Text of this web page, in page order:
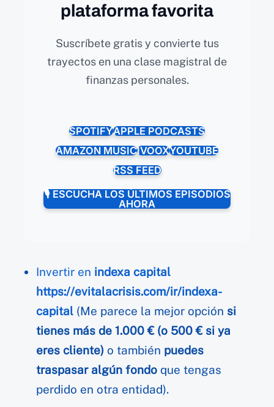
plataforma favorita
Suscríbete gratis y convierte tus
trayectos en una clase magistral de
finanzas personales.
SPOTIFYAPPLE PODCASTS
AMAZON MUSICIVOOXYOUTUBE
RSS FEED
🎙️ ESCUCHA LOS ÚLTIMOS EPISODIOS
AHORA
Invertir en indexa capital
https://evitalacrisis.com/ir/indexa-
capital (Me parece la mejor opción si
tienes más de 1.000 € (o 500 € si ya
eres cliente) o también puedes
traspasar algún fondo que tengas
perdido en otra entidad).